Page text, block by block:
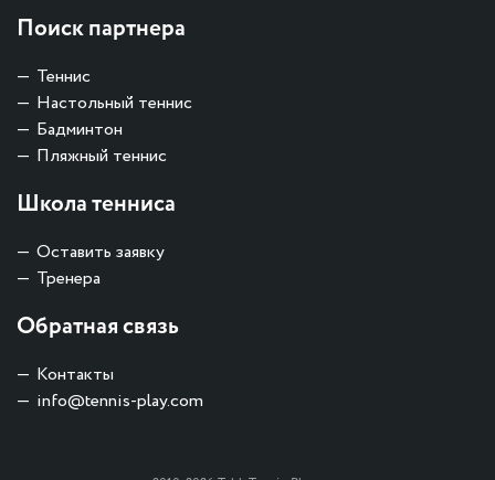
Поиск партнера
Теннис
Настольный теннис
Бадминтон
Пляжный теннис
Школа тенниса
Оставить заявку
Тренера
Обратная связь
Контакты
info@tennis-play.com